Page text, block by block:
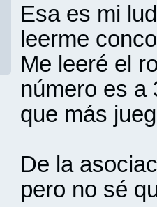
Esa es mi
leerme
Me leeré el
número es a
que más
De la
pero no sé